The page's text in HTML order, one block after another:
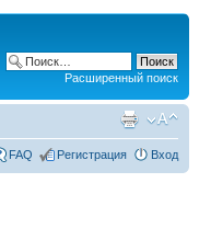
Расширенный поиск
FAQ Регистрация Вход